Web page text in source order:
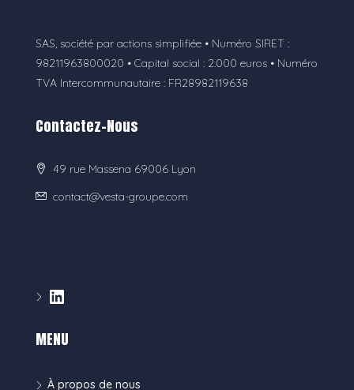
SAS, société par actions simplifiée • Numéro SIRET :
98211963800020 • Capital social : 2.000 euros • Numéro
TVA Intercommunautaire : FR28982119638
Contactez-Nous
49 rue Massena 69006 Lyon
contact@vesta-groupe.com
MENU
À propos de nous